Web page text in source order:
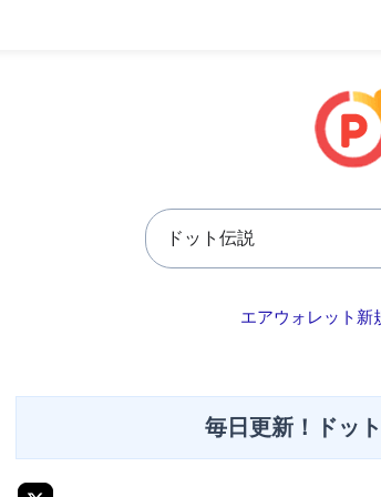
エアウォレット新
毎日更新！ドッ